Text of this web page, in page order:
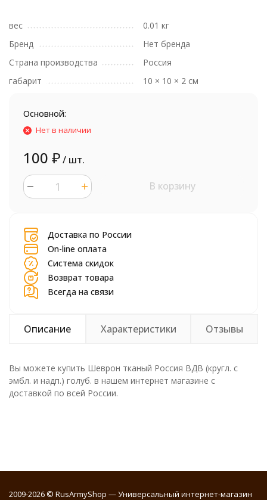
вес
0.01 кг
Бренд
Нет бренда
Страна производства
Россия
габарит
10 × 10 × 2 см
Основной:
Нет в наличии
100 ₽/ шт.
В корзину
Доставка по России
On-line оплата
Система скидок
Возврат товара
Всегда на связи
Описание Характеристики Отзывы
Вы можете купить Шеврон тканый Россия ВДВ (кругл. с
эмбл. и надп.) голуб. в нашем интернет магазине с
доставкой по всей России.
2009-2026 © RusArmyShop — Универсальный интернет-магазин